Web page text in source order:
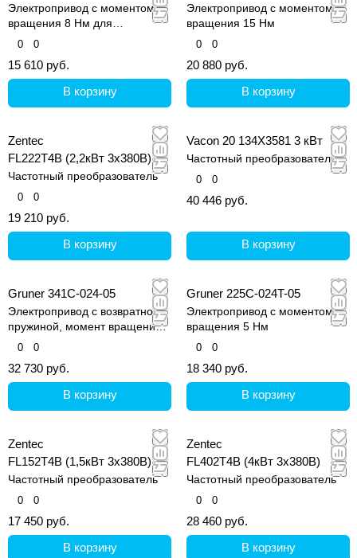
Электропривод с моментом
вращения 8 Нм для
воздушных заслонок и
вентиляции
0 0
15 610 руб.
В корзину
Электропривод с моментом
вращения 15 Нм
0 0
20 880 руб.
В корзину
Zentec
FL222T4B (2,2кВт 3х380В)
Частотный преобразователь
0 0
19 210 руб.
В корзину
Vacon 20 134X3581 3 кВт
Частотный преобразователь
0 0
40 446 руб.
В корзину
Gruner 341C-024-05
Электропривод с возвратной
пружиной, момент вращения 5
Нм
0 0
32 730 руб.
В корзину
Gruner 225C-024T-05
Электропривод с моментом
вращения 5 Нм
0 0
18 340 руб.
В корзину
Zentec
FL152T4B (1,5кВт 3х380В)
Частотный преобразователь
0 0
17 450 руб.
В корзину
Zentec
FL402T4B (4кВт 3х380В)
Частотный преобразователь
0 0
28 460 руб.
В корзину